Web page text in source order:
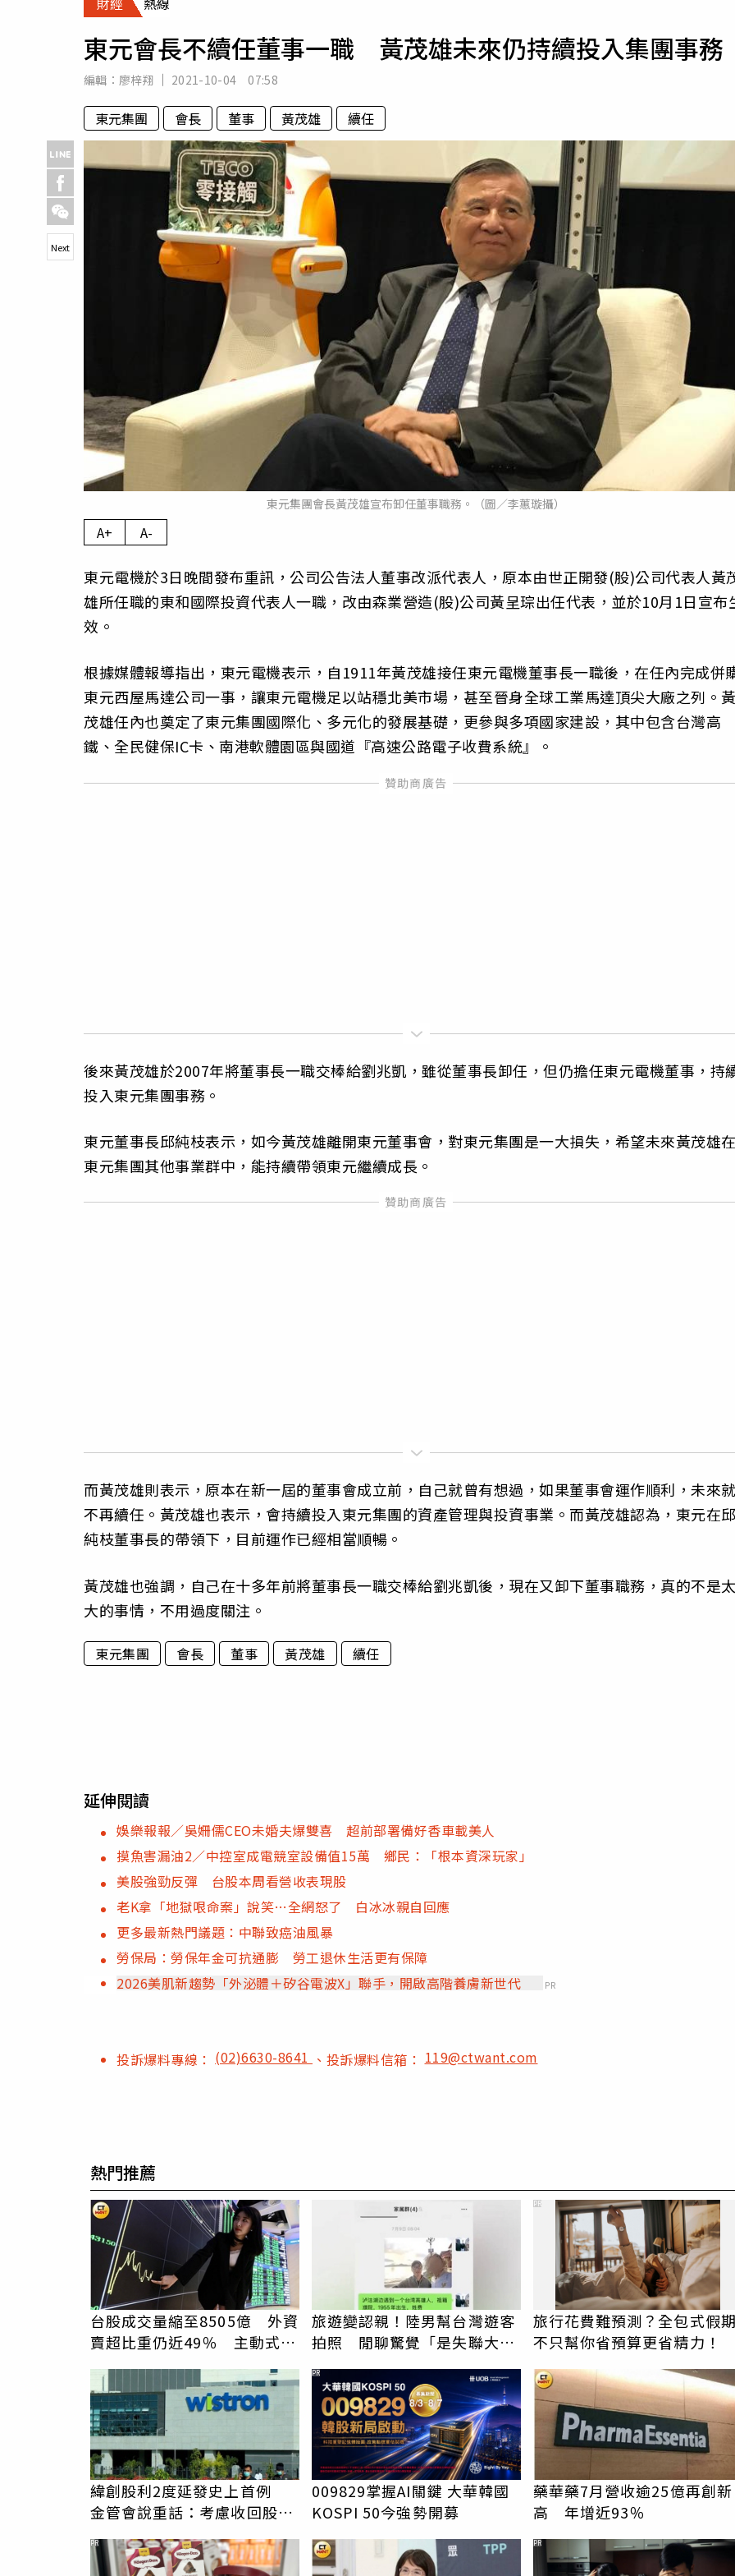
專欄
房產新勢力
運勢
東元會長不續任董事一職 黃茂雄未來仍持續投入集團事務
編輯： 廖梓翔 2021-10-04 07:58
東元集團 會長 董事 黃茂雄 續任
東元集團會長黃茂雄宣布卸任董事職務。（圖／李蕙璇攝）
Next
A+ A-
東元電機於3日晚間發布重訊，公司公告法人董事改派代表人，原本由世正開發(股)公司代表人黃
雄所任職的東和國際投資代表人一職，改由森業營造(股)公司黃呈琮出任代表，並於10月1日宣布
效。
根據媒體報導指出，東元電機表示，自1911年黃茂雄接任東元電機董事長一職後，在任內完成併
東元西屋馬達公司一事，讓東元電機足以站穩北美市場，甚至晉身全球工業馬達頂尖大廠之列。
茂雄任內也奠定了東元集團國際化、多元化的發展基礎，更參與多項國家建設，其中包含台灣高
鐵、全民健保IC卡、南港軟體園區與國道『高速公路電子收費系統』。
後來黃茂雄於2007年將董事長一職交棒給劉兆凱，雖從董事長卸任，但仍擔任東元電機董事，持
投入東元集團事務。
東元董事長邱純枝表示，如今黃茂雄離開東元董事會，對東元集團是一大損失，希望未來黃茂雄
東元集團其他事業群中，能持續帶領東元繼續成長。
而黃茂雄則表示，原本在新一屆的董事會成立前，自己就曾有想過，如果董事會運作順利，未來
不再續任。黃茂雄也表示，會持續投入東元集團的資產管理與投資事業。而黃茂雄認為，東元在
純枝董事長的帶領下，目前運作已經相當順暢。
黃茂雄也強調，自己在十多年前將董事長一職交棒給劉兆凱後，現在又卸下董事職務，真的不是
大的事情，不用過度關注。
東元集團 會長 董事 黃茂雄 續任
延伸閱讀
娛樂報報／吳姍儒CEO未婚夫爆雙喜 超前部署備好香車載美人
摸魚害漏油2／中控室成電競室設備值15萬 鄉民：「根本資深玩家」
美股強勁反彈 台股本周看營收表現股
老K拿「地獄哏命案」說笑…全網怒了 白冰冰親自回應
更多最新熱門議題：中聯致癌油風暴
勞保局：勞保年金可抗通膨 勞工退休生活更有保障
2026美肌新趨勢「外泌體＋矽谷電波X」聯手，開啟高階養膚新世代
PR
投訴爆料專線： (02)6630-8641 、投訴爆料信箱：119@ctwant.com
熱門推薦
台股成交量縮至8505億 外資
賣超比重仍近49％ 主動式
ETF資金動能強
旅遊變認親！陸男幫台灣遊客
拍照 閒聊驚覺「是失聯大
伯」奇蹟重逢
旅行花費難預測？全包式假
不只幫你省預算更省精力！
PR
緯創股利2度延發史上首例
金管會說重話：考慮收回股務
009829掌握AI關鍵 大華韓國
KOSPI 50今強勢開募
PR
藥華藥7月營收逾25億再創新
高 年增近93％
PR PR